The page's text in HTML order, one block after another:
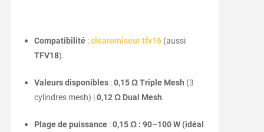
Compatibilité:clearomiseur tfv16(aussi
TFV18).
Valeurs disponibles:0,15 Ω Triple Mesh (3
cylindres mesh) |0,12 Ω Dual Mesh.
Plage de puissance:0,15 Ω : 90–100 W (idéal